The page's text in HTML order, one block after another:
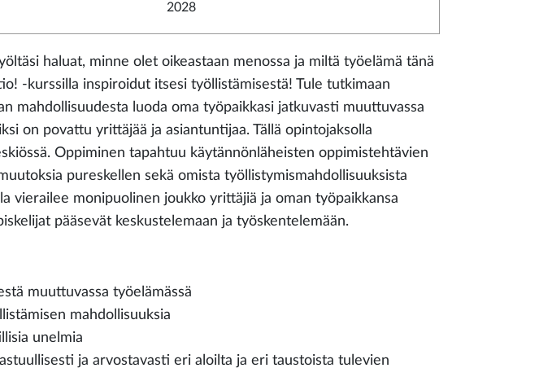
2028
haluat, minne olet oikeastaan menossa ja miltä työelämä tänä
-kurssilla inspiroidut itsesi työllistämisestä! Tule tutkimaan
mahdollisuudesta luoda oma työpaikkasi jatkuvasti muuttuvassa
on povattu yrittäjää ja asiantuntijaa. Tällä opintojaksolla
Oppiminen tapahtuu käytännönläheisten oppimistehtävien
pureskellen sekä omista työllistymismahdollisuuksista
vierailee monipuolinen joukko yrittäjiä ja oman työpaikkansa
pääsevät keskustelemaan ja työskentelemään.
muuttuvassa työelämässä
mahdollisuuksia
unelmia
ja arvostavasti eri aloilta ja eri taustoista tulevien